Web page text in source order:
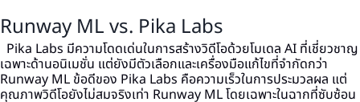
Runway ML vs. Pika Labs
Pika Labs มีความโดดเด่นในการสร้างวิดีโอด้วยโมเดล AI ที่เชี่ยวชาญ
เฉพาะด้านอนิเมชั่น แต่ยังมีตัวเลือกและเครื่องมือแก้ไขที่จำกัดกว่า
Runway ML ข้อดีของ Pika Labs คือความเร็วในการประมวลผล แต่
คุณภาพวิดีโอยังไม่สมจริงเท่า Runway ML โดยเฉพาะในฉากที่ซับซ้อน